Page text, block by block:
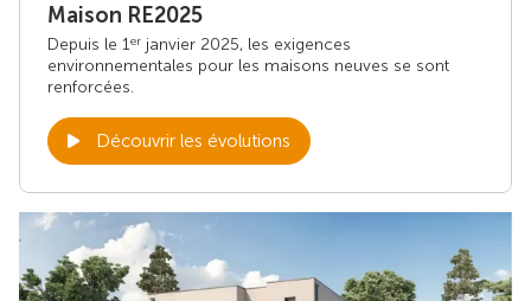
Maison RE2025
Depuis le 1er janvier 2025, les exigences
environnementales pour les maisons neuves se sont
renforcées.
Découvrir les évolutions